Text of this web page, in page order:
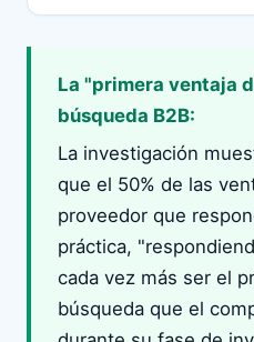
La "primera ventaja
búsqueda B2B:
La investigación
que el 50% de las
proveedor que
práctica,
cada vez más ser el
búsqueda que el